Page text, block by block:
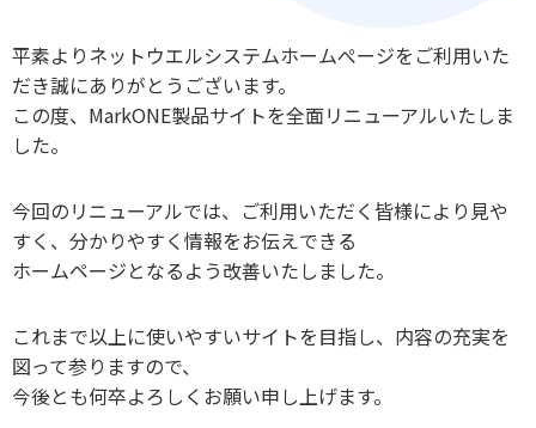
平素よりネットウエルシステムホームぺージをご利用いた
だき誠にありがとうございます。
この度、MarkONE製品サイトを全面リニューアルいたしま
した。
今回のリニューアルでは、ご利用いただく皆様により見や
すく、分かりやすく情報をお伝えできる
ホームページとなるよう改善いたしました。
これまで以上に使いやすいサイトを目指し、内容の充実を
図って参りますので、
今後とも何卒よろしくお願い申し上げます。